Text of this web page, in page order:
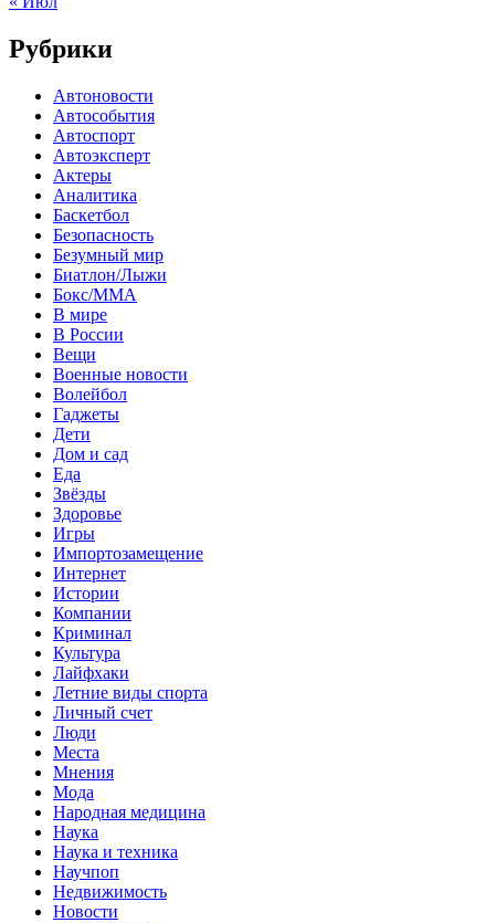
Рубрики
Автоновости
Автособытия
Автоспорт
Автоэксперт
Актеры
Аналитика
Баскетбол
Безопасность
Безумный мир
Биатлон/Лыжи
Бокс/MMA
В мире
В России
Вещи
Военные новости
Волейбол
Гаджеты
Дети
Дом и сад
Еда
Звёзды
Здоровье
Игры
Импортозамещение
Интернет
Истории
Компании
Криминал
Культура
Лайфхаки
Летние виды спорта
Личный счет
Люди
Места
Мнения
Мода
Народная медицина
Наука
Наука и техника
Научпоп
Недвижимость
Новости